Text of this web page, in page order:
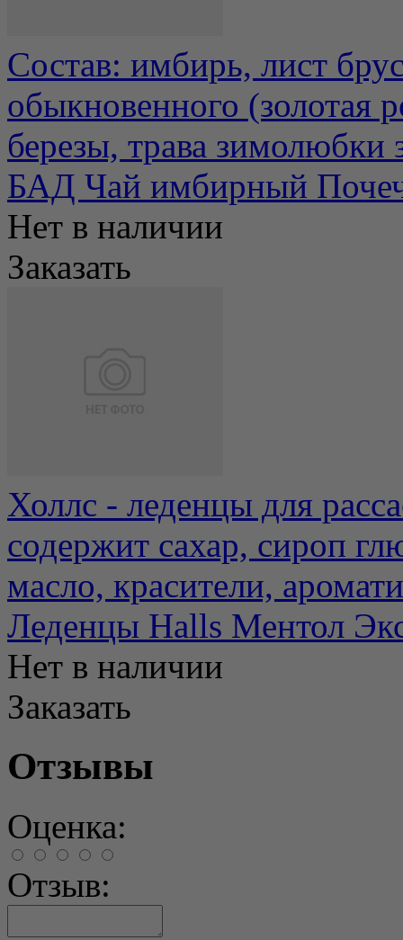
Состав: имбирь, лист
обыкновенного (золотая
березы, трава зимолюбки
БАД Чай имбирный
Нет в наличии
Заказать
Холлс - леденцы для
содержит сахар, сироп
масло, красители,
Леденцы Halls Ментол
Нет в наличии
Заказать
Отзывы
Оценка:
Отзыв: